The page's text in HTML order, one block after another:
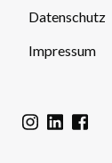
Datenschutz
Impressum